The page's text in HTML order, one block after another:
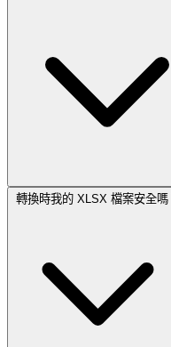
轉換時我的 XLSX 檔案安全嗎